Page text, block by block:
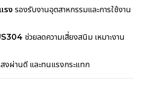
รง รองรับงานอุตสาหกรรมและการใช้งาน
ช่วยลดความเสี่ยงสนิม เหมาะงาน
งผ่านดี และทนแรงกระแทก